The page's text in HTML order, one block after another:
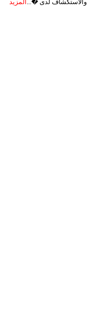
والاستكشاف لدى �... المزيد